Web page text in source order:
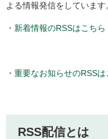
よる情報発信をしています
・新着情報のRSSはこちら
・重要なお知らせのRSSは
RSS配信とは